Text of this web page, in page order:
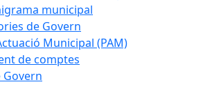
municipal
de Govern
Municipal (PAM)
de comptes
Govern